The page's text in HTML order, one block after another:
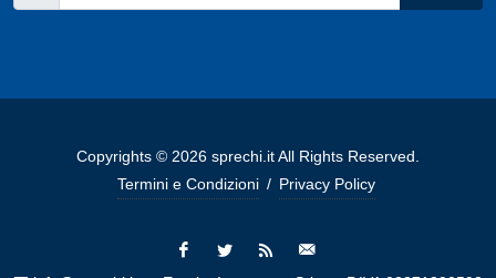
Copyrights © 2026 sprechi.it All Rights Reserved.
Termini e Condizioni / Privacy Policy